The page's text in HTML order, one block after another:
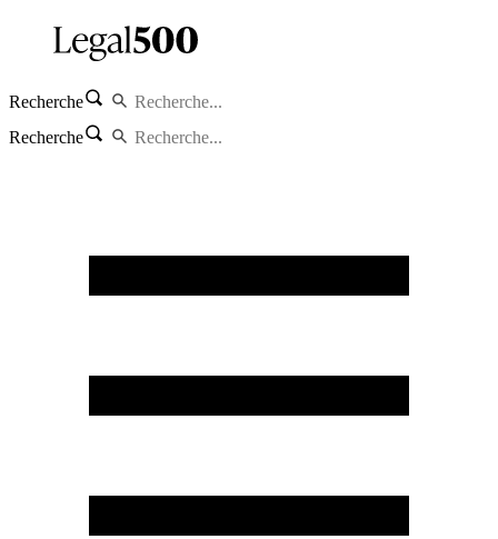
Recherche
Recherche